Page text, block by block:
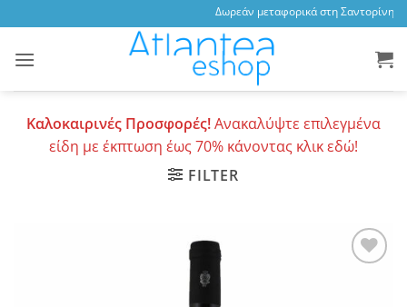
to
content
Δωρεάν μεταφορικά στη Σαντορίνη,
Καλοκαιρινές Προσφορές!Ανακαλύψτε επιλεγμένα
είδη με έκπτωση έως 70% κάνοντας κλικ εδώ!
FILTER